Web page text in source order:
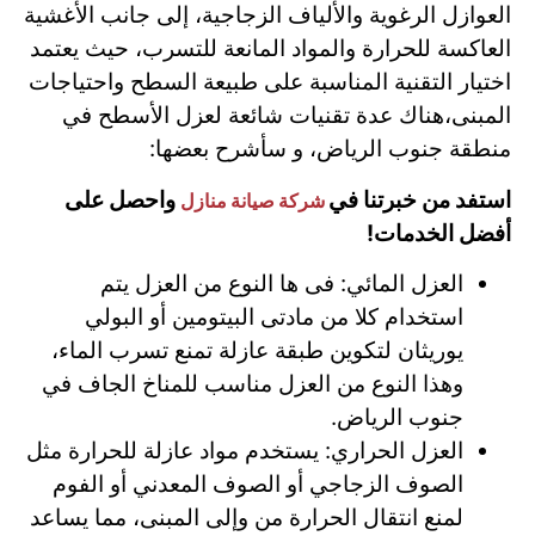
العوازل الرغوية والألياف الزجاجية، إلى جانب الأغشية
العاكسة للحرارة والمواد المانعة للتسرب، حيث يعتمد
اختيار التقنية المناسبة على طبيعة السطح واحتياجات
المبنى،هناك عدة تقنيات شائعة لعزل الأسطح في
منطقة جنوب الرياض، و سأشرح بعضها:
استفد من خبرتنا في شركة صيانة منازل واحصل على
أفضل الخدمات!
العزل المائي: فى ها النوع من العزل يتم
استخدام كلا من مادتى البيتومين أو البولي
يوريثان لتكوين طبقة عازلة تمنع تسرب الماء،
وهذا النوع من العزل مناسب للمناخ الجاف في
جنوب الرياض.
العزل الحراري: يستخدم مواد عازلة للحرارة مثل
الصوف الزجاجي أو الصوف المعدني أو الفوم
لمنع انتقال الحرارة من وإلى المبنى، مما يساعد